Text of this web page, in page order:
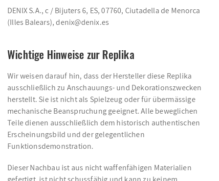
DENIX S.A., c / Bijuters 6, ES, 07760, Ciutadella de Menorca
(Illes Balears), denix@denix.es
Wichtige Hinweise zur Replika
Wir weisen darauf hin, dass der Hersteller diese Replika
ausschließlich zu Anschauungs- und Dekorationszwecken
herstellt. Sie ist nicht als Spielzeug oder für übermässige
mechanische Beanspruchung geeignet. Alle beweglichen
Teile dienen ausschließlich dem historisch authentischen
Erscheinungsbild und der gelegentlichen
Funktionsdemonstration.
Dieser Nachbau ist aus nicht waffenfähigen Materialien